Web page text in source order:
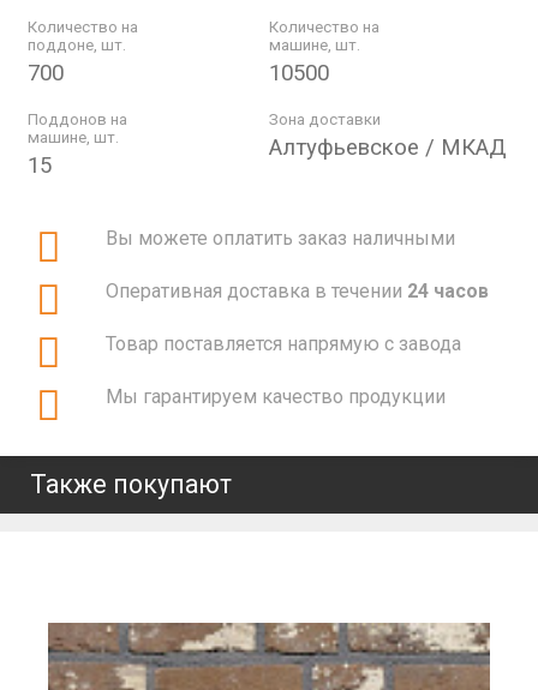
Количество на
поддоне, шт.
700
Количество на
машине, шт.
10500
Поддонов на
машине, шт.
15
Зона доставки
Алтуфьевское / МКАД
Вы можете оплатить заказ наличными
Оперативная доставка в течении 24 часов
Товар поставляется напрямую с завода
Мы гарантируем качество продукции
Также покупают